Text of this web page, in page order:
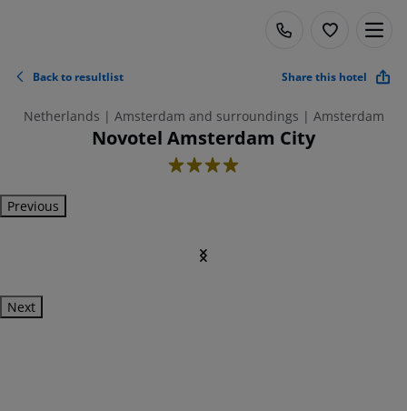
Back to resultlist Share this hotel
Netherlands | Amsterdam and surroundings | Amsterdam
Novotel Amsterdam City
4
Previous
Next